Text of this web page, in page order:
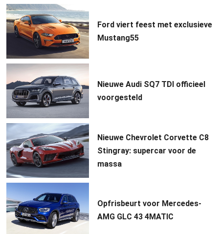
Ford viert feest met exclusieve
Mustang55
Nieuwe Audi SQ7 TDI officieel
voorgesteld
Nieuwe Chevrolet Corvette C8
Stingray: supercar voor de
massa
Opfrisbeurt voor Mercedes-
AMG GLC 43 4MATIC